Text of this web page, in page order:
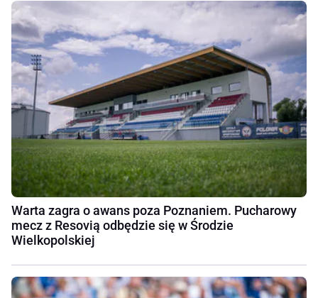
Warta zagra o awans poza Poznaniem. Pucharowy
mecz z Resovią odbędzie się w Środzie
Wielkopolskiej